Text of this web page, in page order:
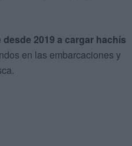
desde 2019 a cargar hachís
en las embarcaciones y